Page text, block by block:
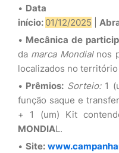
Data
início: 01/12/2025
Mecânica de
da marca Mondial nos
localizados no
Prêmios: Sorteio: 1
função saque e
+ 1 (um) Kit
MONDIAL.
Site: